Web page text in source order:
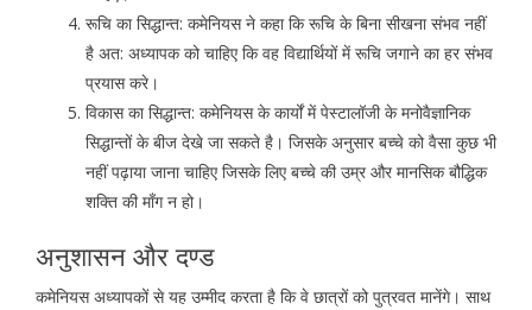
रूचि का सिद्धान्त: कमेनियस ने कहा कि रूचि के बिना सीखना संभव नहीं
है अत: अध्यापक को चाहिए कि वह विद्यार्थियों में रूचि जगाने का हर संभव
प्रयास करे।
विकास का सिद्धान्त: कमेनियस के कार्यों में पेस्टालॉजी के मनोवैज्ञानिक
सिद्धान्तों के बीज देखे जा सकते है। जिसके अनुसार बच्चे को वैसा कुछ भी
नहीं पढ़ाया जाना चाहिए जिसके लिए बच्चे की उम्र और मानसिक बौद्धिक
शक्ति की माँग न हो।
अनुशासन और दण्ड
कमेनियस अध्यापकों से यह उम्मीद करता है कि वे छात्रों को पुत्रवत मानेंगे। साथ